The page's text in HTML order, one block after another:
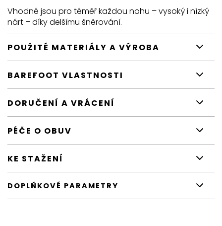
Vhodné jsou pro téměř každou nohu – vysoký i nízký
nárt – díky delšímu šněrování.
POUŽITÉ MATERIÁLY A VÝROBA
BAREFOOT VLASTNOSTI
DORUČENÍ A VRÁCENÍ
PÉČE O OBUV
KE STAŽENÍ
DOPLŇKOVÉ PARAMETRY